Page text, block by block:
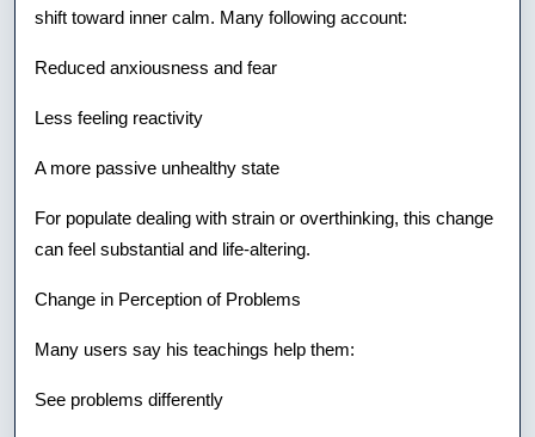
shift toward inner calm. Many following account:
Reduced anxiousness and fear
Less feeling reactivity
A more passive unhealthy state
For populate dealing with strain or overthinking, this change
can feel substantial and life-altering.
Change in Perception of Problems
Many users say his teachings help them:
See problems differently